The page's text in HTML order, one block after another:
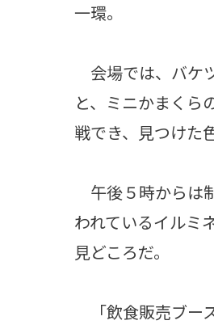
一環。
会場では、バケ
と、ミニかまくら
戦でき、見つけた
午後５時からは
われているイルミ
見どころだ。
「飲食販売ブー